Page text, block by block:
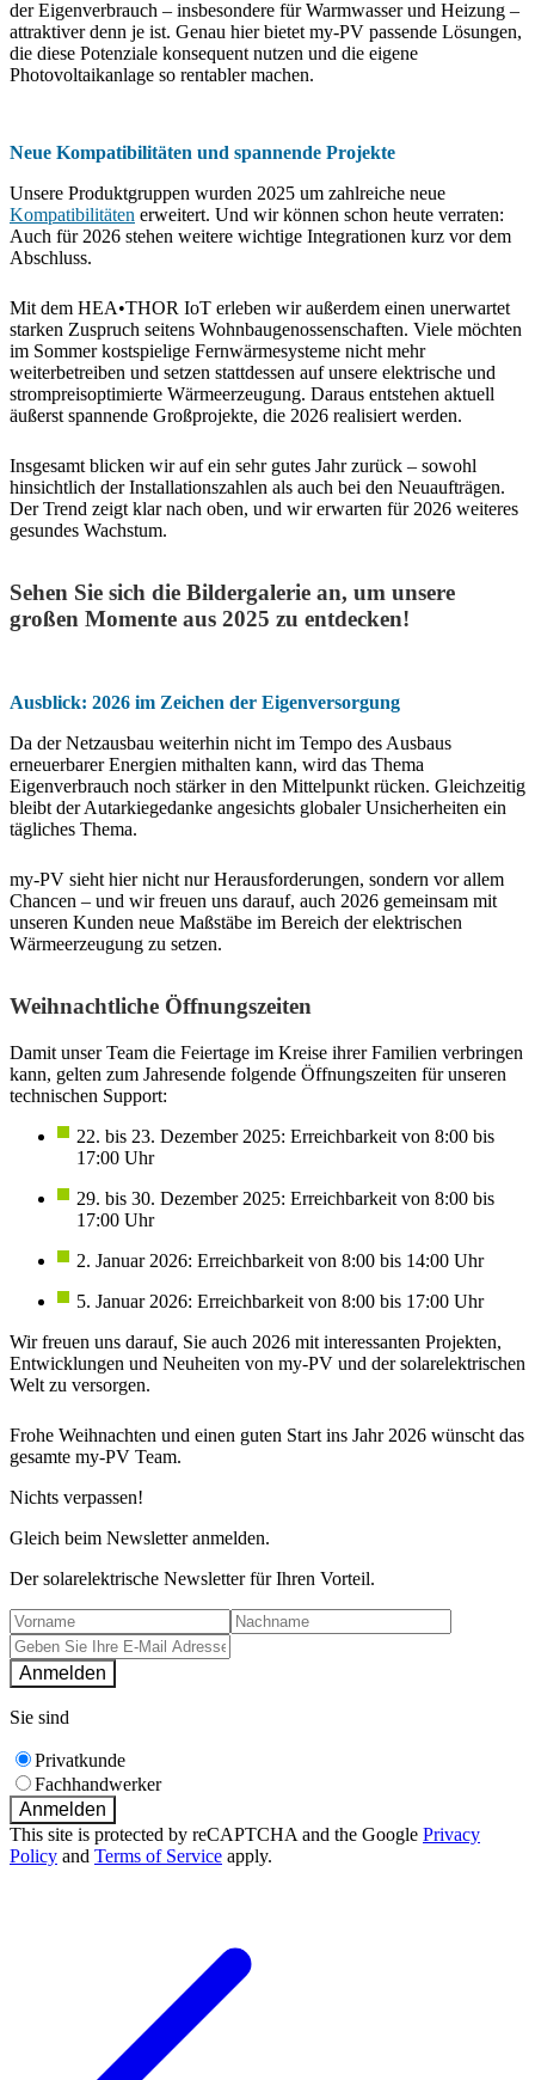
der Eigenverbrauch – insbesondere für Warmwasser und Heizung –
attraktiver denn je ist. Genau hier bietet my-PV passende Lösungen,
die diese Potenziale konsequent nutzen und die eigene
Photovoltaikanlage so rentabler machen.
Neue Kompatibilitäten und spannende Projekte
Unsere Produktgruppen wurden 2025 um zahlreiche neue
Kompatibilitäten erweitert. Und wir können schon heute verraten:
Auch für 2026 stehen weitere wichtige Integrationen kurz vor dem
Abschluss.
Mit dem HEA•THOR IoT erleben wir außerdem einen unerwartet
starken Zuspruch seitens Wohnbaugenossenschaften. Viele möchten
im Sommer kostspielige Fernwärmesysteme nicht mehr
weiterbetreiben und setzen stattdessen auf unsere elektrische und
strompreisoptimierte Wärmeerzeugung. Daraus entstehen aktuell
äußerst spannende Großprojekte, die 2026 realisiert werden.
Insgesamt blicken wir auf ein sehr gutes Jahr zurück – sowohl
hinsichtlich der Installationszahlen als auch bei den Neuaufträgen.
Der Trend zeigt klar nach oben, und wir erwarten für 2026 weiteres
gesundes Wachstum.
Sehen Sie sich die Bildergalerie an, um unsere
großen Momente aus 2025 zu entdecken!
Ausblick: 2026 im Zeichen der Eigenversorgung
Da der Netzausbau weiterhin nicht im Tempo des Ausbaus
erneuerbarer Energien mithalten kann, wird das Thema
Eigenverbrauch noch stärker in den Mittelpunkt rücken. Gleichzeitig
bleibt der Autarkiegedanke angesichts globaler Unsicherheiten ein
tägliches Thema.
my-PV sieht hier nicht nur Herausforderungen, sondern vor allem
Chancen – und wir freuen uns darauf, auch 2026 gemeinsam mit
unseren Kunden neue Maßstäbe im Bereich der elektrischen
Wärmeerzeugung zu setzen.
Weihnachtliche Öffnungszeiten
Damit unser Team die Feiertage im Kreise ihrer Familien verbringen
kann, gelten zum Jahresende folgende Öffnungszeiten für unseren
technischen Support:
22. bis 23. Dezember 2025: Erreichbarkeit von 8:00 bis
17:00 Uhr
29. bis 30. Dezember 2025: Erreichbarkeit von 8:00 bis
17:00 Uhr
2. Januar 2026: Erreichbarkeit von 8:00 bis 14:00 Uhr
5. Januar 2026: Erreichbarkeit von 8:00 bis 17:00 Uhr
Wir freuen uns darauf, Sie auch 2026 mit interessanten Projekten,
Entwicklungen und Neuheiten von my-PV und der solarelektrischen
Welt zu versorgen.
Frohe Weihnachten und einen guten Start ins Jahr 2026 wünscht das
gesamte my-PV Team.
Nichts verpassen!
Gleich beim Newsletter anmelden.
Der solarelektrische Newsletter für Ihren Vorteil.
Anmelden
Sie sind
Privatkunde
Fachhandwerker
Anmelden
This site is protected by reCAPTCHA and the Google Privacy
Policy and Terms of Service apply.